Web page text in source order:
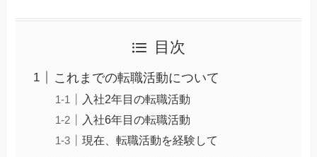
目次
これまでの転職活動について
入社2年目の転職活動
入社6年目の転職活動
現在、転職活動を経験して